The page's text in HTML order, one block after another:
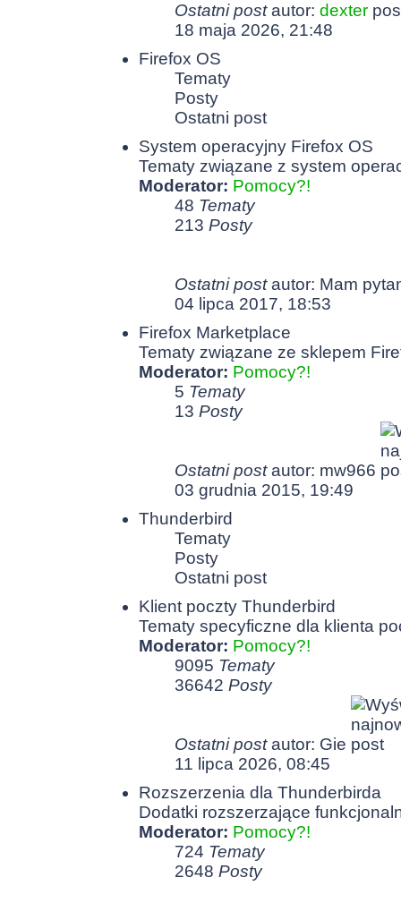
Ostatni postautor: dexter
18 maja 2026, 21:48
Firefox OS
Tematy
Posty
Ostatni post
System operacyjny Firefox OS
Tematy związane z system
Moderator: Pomocy?!
48 Tematy
213 Posty
Ostatni postautor: Mam
04 lipca 2017, 18:53
Firefox Marketplace
Tematy związane ze sklepem
Moderator: Pomocy?!
5 Tematy
13 Posty
Ostatni postautor: mw966
03 grudnia 2015, 19:49
Thunderbird
Tematy
Posty
Ostatni post
Klient poczty Thunderbird
Tematy specyficzne dla klienta
Moderator: Pomocy?!
9095 Tematy
36642 Posty
Ostatni postautor: Gie
11 lipca 2026, 08:45
Rozszerzenia dla Thunderbirda
Dodatki rozszerzające
Moderator: Pomocy?!
724 Tematy
2648 Posty